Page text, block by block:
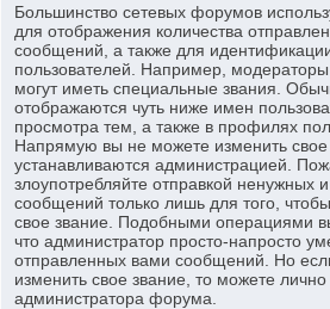
Большинство сетевых форумов
для отображения количества
сообщений, а также для
пользователей. Например,
могут иметь специальные звания.
отображаются чуть ниже имен
просмотра тем, а также в профилях
Напрямую вы не можете изменить свое
устанавливаются администрацией.
злоупотребляйте отправкой ненужных
сообщений только лишь для того,
свое звание. Подобными операциями
что администратор просто-напросто
отправленных вами сообщений. Но
изменить свое звание, то можете
администратора форума.